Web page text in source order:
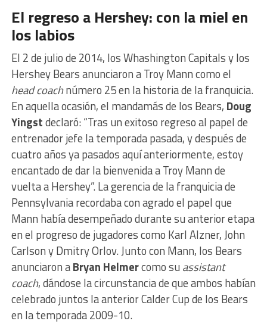
El regreso a Hershey: con la miel en
los labios
El 2 de julio de 2014, los Whashington Capitals y los
Hershey Bears anunciaron a Troy Mann como el
head coachnúmero 25 en la historia de la franquicia.
En aquella ocasión, el mandamás de los Bears, Doug
Yingstdeclaró: “Tras un exitoso regreso al papel de
entrenador jefe la temporada pasada, y después de
cuatro años ya pasados aquí anteriormente, estoy
encantado de dar la bienvenida a Troy Mann de
vuelta a Hershey”. La gerencia de la franquicia de
Pennsylvania recordaba con agrado el papel que
Mann había desempeñado durante su anterior etapa
en el progreso de jugadores como Karl Alzner, John
Carlson y Dmitry Orlov. Junto con Mann, los Bears
anunciaron aBryan Helmercomo su assistant
coach, dándose la circunstancia de que ambos habían
celebrado juntos la anterior Calder Cup de los Bears
en la temporada 2009-10.